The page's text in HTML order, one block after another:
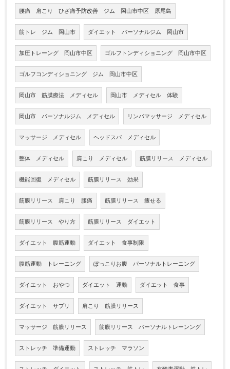
腰痛 肩こり ひざ痛予防改善 ジム 岡山市中区 原尾島
筋トレ ジム 岡山市 ダイエット パーソナルジム 岡山市
加圧トレーング 岡山市中区 ゴルフトンディショニング 岡山市中区
ゴルフコンディショニング ジム 岡山市中区
岡山市 筋膜療法 メディセル 岡山市 メディセル 体験
岡山市 パーソナルジム メディセル リンパマッサージ メディセル
マッサージ メディセル ヘッドスパ メディセル
整体 メディセル 肩こり メディセル 筋膜リリース メディセル
機能回復 メディセル 筋膜リリース 効果
筋膜リリース 肩こり 腰痛 筋膜リリース 痩せる
筋膜リリース やり方 筋膜リリース ダイエット
ダイエット 腹筋運動 ダイエット 食事制限
腹筋運動 トレーニング ぽっこりお腹 パーソナルトレーニング
ダイエット おやつ ダイエット 運動 ダイエット 食事
ダイエット サプリ 肩こり 筋膜リリース
マッサージ 筋膜リリース 筋膜リリース パーソナルトレーンング
ストレッチ 準備運動 ストレッチ マラソン